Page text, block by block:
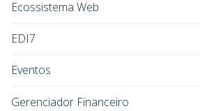
Ecossistema Web
EDI7
Eventos
Gerenciador Financeiro